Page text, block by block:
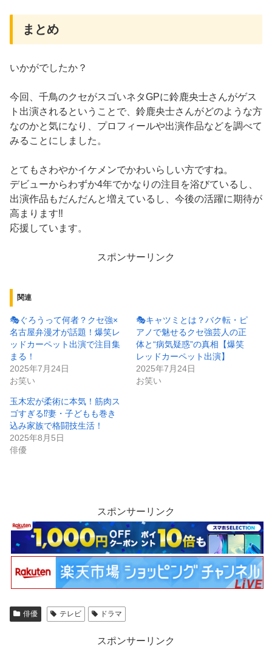
まとめ
いかがでしたか？
今回、千鳥のクセがスゴいネタGPに鈴鹿央士さんがゲス
ト出演されるということで、鈴鹿央士さんがどのような方
なのかと気になり、プロフィールや出演作品などを調べて
みることにしました。
とてもさわやかイケメンでかわいらしい方ですね。
デビューからわずか4年でかなりの注目を浴びているし、
出演作品もだんだんと増えているし、今後の活躍に期待が
高まります‼
応援しています。
スポンサーリンク
関連
🎭ぐろうって何者？クセ強×
名古屋弁漫才が話題！爆笑レ
ッドカーペット出演で注目集
まる！
2025年7月24日
お笑い
🎭キャツミとは？バク転・ピ
アノで魅せるクセ強芸人の正
体と“病気疑惑”の真相【爆笑
レッドカーペット出演】
2025年7月24日
お笑い
玉木宏が柔術に本気！筋肉ス
ゴすぎる⁉️妻・子どもも巻き
込み家族で格闘技生活！
2025年8月5日
俳優
スポンサーリンク
俳優 テレビ ドラマ
スポンサーリンク